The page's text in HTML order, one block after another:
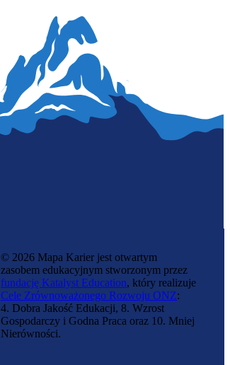
© 2026 Mapa Karier jest otwartym
zasobem edukacyjnym stworzonym przez
fundację Katalyst Education, który realizuje
Cele Zrównoważonego Rozwoju ONZ:
4. Dobra Jakość Edukacji, 8. Wzrost
Gospodarczy i Godna Praca oraz 10. Mniej
Nierówności.